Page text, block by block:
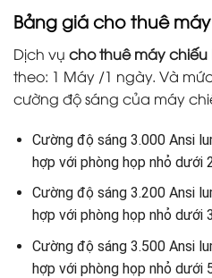
Bảng giá cho thuê
Dịch vụ cho thuê máy chiếu
theo: 1 Máy /1 ngày. Và
cường độ sáng của máy
Cường độ sáng 3.000 Ansi
hợp với phòng họp nhỏ dưới
Cường độ sáng 3.200 Ansi
hợp với phòng họp nhỏ dưới
Cường độ sáng 3.500 Ansi
hợp với phòng họp nhỏ dưới